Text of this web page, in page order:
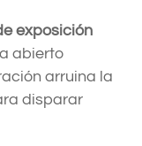
exposición
abierto
arruina la
disparar